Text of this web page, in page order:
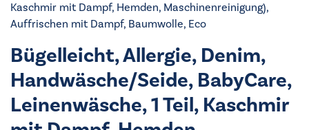
Kaschmir mit Dampf, Hemden, Maschinenreinigung),
Auffrischen mit Dampf, Baumwolle, Eco
Bügelleicht, Allergie, Denim,
Handwäsche/​Seide, BabyCare,
Leinenwäsche, 1 Teil, Kaschmir